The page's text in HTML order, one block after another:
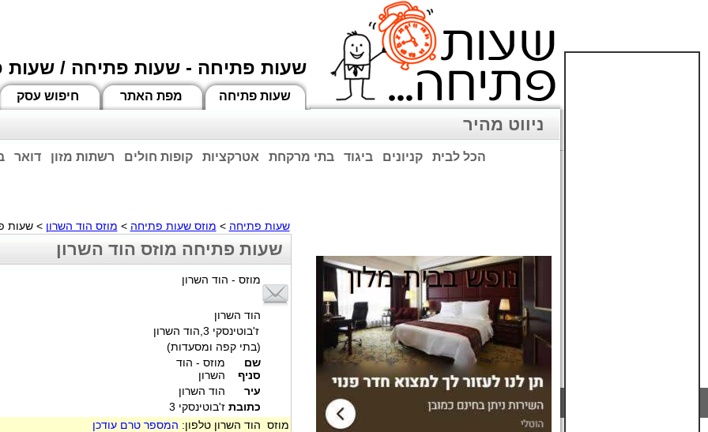
שעות פתיחה - שעות פתיחה / שעות
חיפוש עסק מפת האתר שעות פתיחה
ניווט מהיר
דואר רשתות מזון קופות חולים אטרקציות בתי מרקחת ביגוד קניונים הכל לבית
שעות פתיחה > מוזס שעות פתיחה > מוזס הוד השרון > שעות
שעות פתיחה מוזס הוד השרון
מוזס - הוד השרון
הוד השרון
ז'בוטינסקי 3,הוד השרון
(בתי קפה ומסעדות)
שם
סניף
מוזס - הוד
השרון
עיר
הוד השרון
כתובת ז'בוטינסקי 3
מוזס הוד השרון טלפון: המספר טרם עודכן